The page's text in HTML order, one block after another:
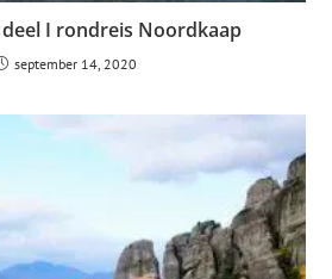
I rondreis Noordkaap
september 14, 2020